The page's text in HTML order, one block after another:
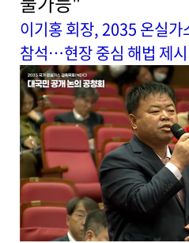
로
목
작
일
작
자
부
이기홍 회장, 2035 온실가
참석…현장 중심 해법 제시